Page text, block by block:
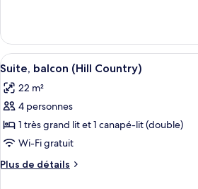
1
très
grand
lit,
accessible
aux
personnes
à
mobilité
Chambre,
très
lit,
accessible
personnes
à
réduite
Afficher
toutes
les
photos
pour
ce
type
de
Literie
10
Suite, balcon (Hill Country)
22 m²
4 personnes
1 très grand lit et 1 canapé-lit (double)
Wi-Fi gratuit
Plus de détails
Plus